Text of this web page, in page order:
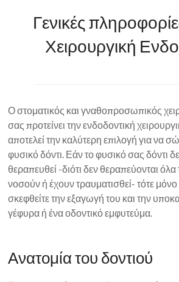
Γενικές
Χειρουργική
Ο στοματικός και γναθοπροσωπικός
σας προτείνει την ενδοδοντική
αποτελεί την καλύτερη επιλογή για να
φυσικό δόντι. Εάν το φυσικό σας δόντι
θεραπευθεί -διότι δεν θεραπεύονται όλα
νοσούν ή έχουν τραυματισθεί- τότε μόνο
σκεφθείτε την εξαγωγή του και την
γέφυρα ή ένα οδοντικό εμφυτεύμα.
Ανατομία του δοντιού